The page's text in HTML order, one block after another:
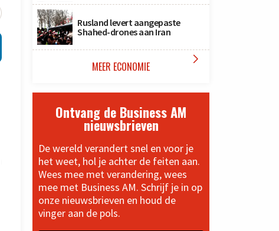
Rusland levert aangepaste
Shahed-drones aan Iran
MEER ECONOMIE 
Ontvang de Business AM
nieuwsbrieven
De wereld verandert snel en voor je
het weet, hol je achter de feiten aan.
Wees mee met verandering, wees
mee met Business AM. Schrijf je in op
onze nieuwsbrieven en houd de
vinger aan de pols.